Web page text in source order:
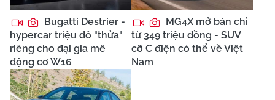
Bugatti Destrier -
hypercar triệu đô "thửa"
riêng cho đại gia mê
động cơ W16
MG4X mở bán chỉ
từ 349 triệu đồng - SUV
cỡ C điện có thể về Việt
Nam